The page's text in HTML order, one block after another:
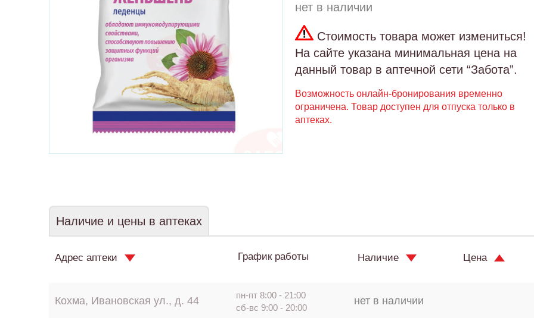
нет в наличии
Стоимость товара может измениться!
На сайте указана минимальная цена на
данный товар в аптечной сети “Забота”.
Возможность онлайн-бронирования временно
ограничена. Товар доступен для отпуска только в
аптеках.
Наличие и цены в аптеках
Адрес аптеки График работы Наличие Цена
Кохма, Ивановская ул., д. 44
пн-пт 8:00 - 21:00
сб-вс 9:00 - 20:00
нет в наличии